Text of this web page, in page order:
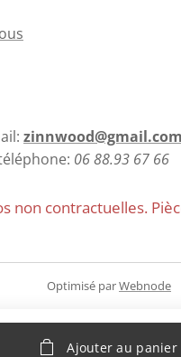
Ajouter au panier
zinnwood@gmail.com
06 88.93 67 66
non contractuelles.
Optimisé parWebnode